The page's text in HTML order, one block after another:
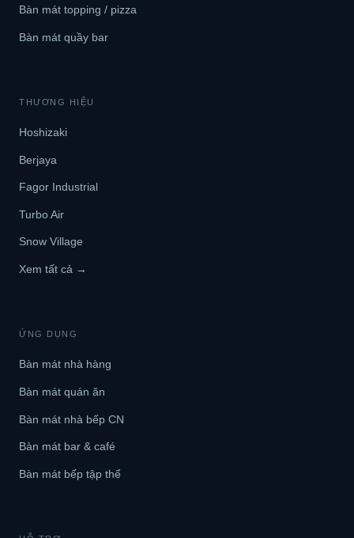
Bàn mát topping / pizza
Bàn mát quầy bar
THƯƠNG HIỆU
Hoshizaki
Berjaya
Fagor Industrial
Turbo Air
Snow Village
Xem tất cả →
ỨNG DỤNG
Bàn mát nhà hàng
Bàn mát quán ăn
Bàn mát nhà bếp CN
Bàn mát bar & café
Bàn mát bếp tập thể